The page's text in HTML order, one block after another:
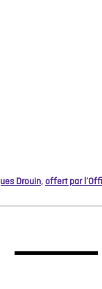
Drouin,offert par